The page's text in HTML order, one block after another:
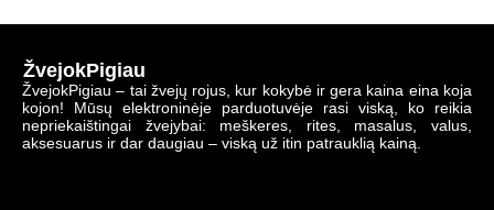
ŽvejokPigiau
ŽvejokPigiau – tai žvejų rojus, kur kokybė ir gera kaina eina koja
kojon! Mūsų elektroninėje parduotuvėje rasi viską, ko reikia
nepriekaištingai žvejybai: meškeres, rites, masalus, valus,
aksesuarus ir dar daugiau – viską už itin patrauklią kainą.